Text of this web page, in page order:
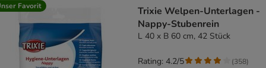
Favorit
Trixie Welpen-Unterlagen -
Nappy-Stubenrein
L 40 x B 60 cm, 42 Stück
Rating: 4.2/5 (358)